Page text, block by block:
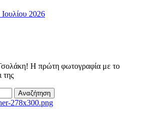
2026
Η πρώτη φωτογραφία με το
της